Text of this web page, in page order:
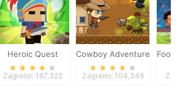
Heroic Quest
Zagrano: 187,322
Cowboy Adventures
Zagrano: 104,348